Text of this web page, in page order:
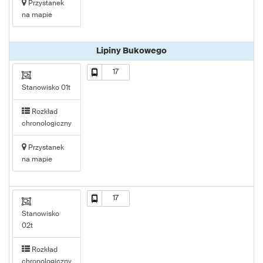
Przystanek
na mapie
Lipiny Bukowego
Stanowisko 01t
Rozkład
chronologiczny
Przystanek
na mapie
17
Stanowisko
02t
Rozkład
17